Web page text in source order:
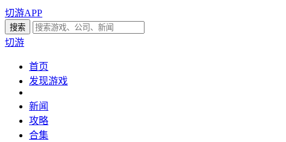
切游APP
切游
首页
发现游戏
新闻
攻略
合集